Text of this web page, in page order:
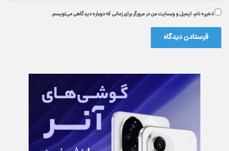
ذخیره نام، ایمیل و وبسایت من در مرورگر برای زمانی که دوباره دیدگاهی می‌نویسم.